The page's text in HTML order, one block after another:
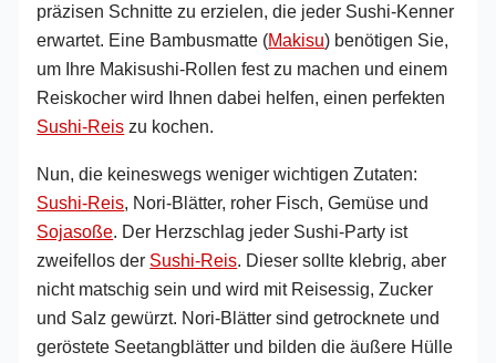
präzisen Schnitte zu erzielen, die jeder Sushi-Kenner
erwartet. Eine Bambusmatte (Makisu) benötigen Sie,
um Ihre Makisushi-Rollen fest zu machen und einem
Reiskocher wird Ihnen dabei helfen, einen perfekten
Sushi-Reis zu kochen.
Nun, die keineswegs weniger wichtigen Zutaten:
Sushi-Reis , Nori-Blätter, roher Fisch, Gemüse und
Sojasoße . Der Herzschlag jeder Sushi-Party ist
zweifellos der Sushi-Reis . Dieser sollte klebrig, aber
nicht matschig sein und wird mit Reisessig, Zucker
und Salz gewürzt. Nori-Blätter sind getrocknete und
geröstete Seetangblätter und bilden die äußere Hülle